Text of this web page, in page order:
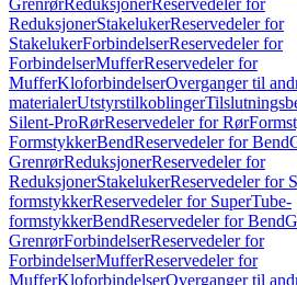
GrenrørReduksjonerReservedeler for
ReduksjonerStakelukerReservedeler for
StakelukerForbindelserReservedeler for
ForbindelserMufferReservedeler for
MufferKloforbindelserOverganger til
materialerUtstyrstilkoblinger
Silent-ProRørReservedeler for Rør
FormstykkerBendReservedeler for Bend
GrenrørReduksjonerReservedeler for
ReduksjonerStakelukerReservedeler for
formstykkerReservedeler for SuperTube-
formstykkerBendReservedeler for Bend
GrenrørForbindelserReservedeler for
ForbindelserMufferReservedeler for
MufferKloforbindelserOverganger til